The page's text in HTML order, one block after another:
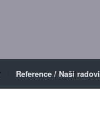
Reference / Naši radovi